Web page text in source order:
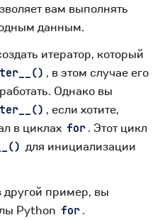
вам выполнять
данным.
итератор, который
, в этом случае его
Однако вы
, если хотите,
в циклах for . Этот цикл
для инициализации
другой пример, вы
Python for .